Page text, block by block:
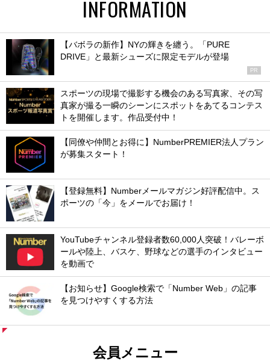
INFORMATION
【バボラの新作】NYの輝きを纏う。「PURE
DRIVE」と最新シューズに限定モデルが登場
PR
スポーツの現場で撮影する機会のある写真家、その写
真家が撮る一瞬のシーンにスポットをあてるコンテス
トを開催します。作品受付中！
【同僚や仲間とお得に】NumberPREMIER法人プラン
が募集スタート！
【登録無料】Numberメールマガジン好評配信中。ス
ポーツの「今」をメールでお届け！
YouTubeチャンネル登録者数60,000人突破！バレーボ
ールや陸上、バスケ、野球などの選手のインタビュー
を動画で
【お知らせ】Google検索で「Number Web」の記事
を見つけやすくする方法
会員メニュー